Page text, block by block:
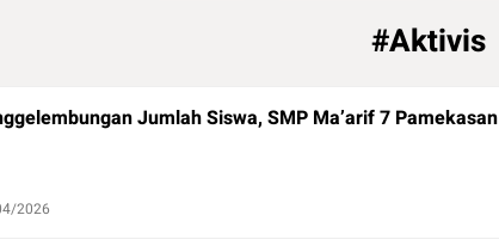
#Aktivis
Jumlah Siswa, SMP Ma’arif 7 Pamekasan
2026